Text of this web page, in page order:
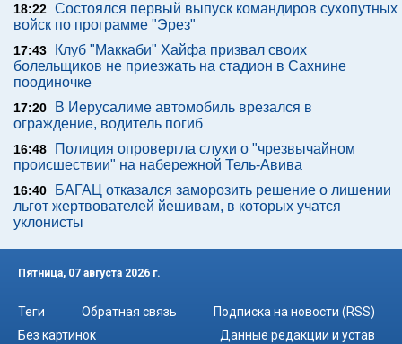
18:22 Состоялся первый выпуск командиров сухопутных
войск по программе "Эрез"
17:43
Клуб "Маккаби" Хайфа призвал своих
болельщиков не приезжать на стадион в Сахнине
поодиночке
17:20
В Иерусалиме автомобиль врезался в
ограждение, водитель погиб
16:48
Полиция опровергла слухи о "чрезвычайном
происшествии" на набережной Тель-Авива
16:40
БАГАЦ отказался заморозить решение о лишении
льгот жертвователей йешивам, в которых учатся
уклонисты
Пятница, 07 августа 2026 г.
Теги Обратная связь
Подписка на новости (RSS)
Без картинок
Данные редакции и устав